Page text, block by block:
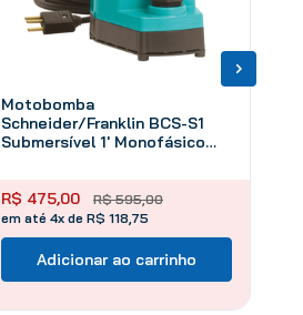
Motobomba
Schneider/Franklin BCS-S1
Submersível 1' Monofásico
R$ 595,00
R$ 475,00
em até 4x de R$ 118,75
Adicionar ao carrinho